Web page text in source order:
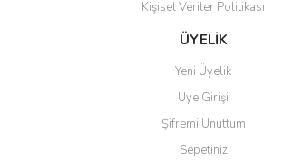
Gönder
Kişisel Veriler Politikası
ÜYELİK
Yeni Üyelik
Üye Girişi
Şifremi Unuttum
Sepetiniz